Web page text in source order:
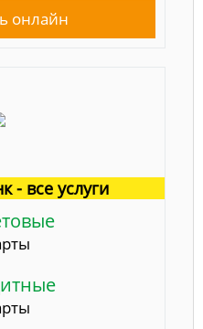
онлайн
- все услуги